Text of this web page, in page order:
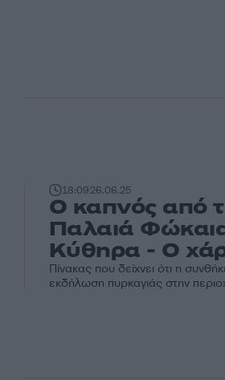
18:0926.06.25
Ο καπνός από
Παλαιά
Κύθηρα - Ο
Πίνακας που δείχνει ότι η
εκδήλωση πυρκαγιάς στην